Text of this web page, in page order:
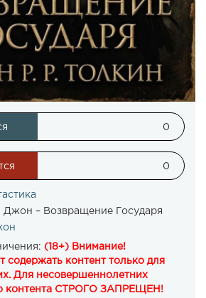
0
0
Джон – Возвращение Государя
(18+) Внимание!
содержать контент только для
Для несовершеннолетних
контента СТРОГО ЗАПРЕЩЕН!